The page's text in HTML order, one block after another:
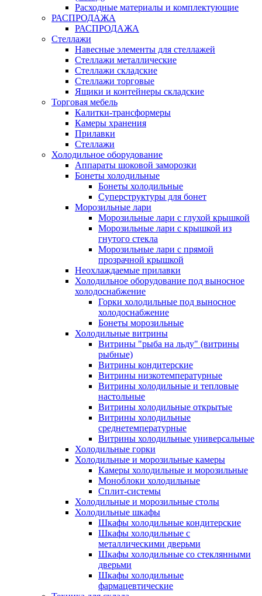
Расходные материалы и комплектующие
РАСПРОДАЖА
РАСПРОДАЖА
Стеллажи
Навесные элементы для стеллажей
Стеллажи металлические
Стеллажи складские
Стеллажи торговые
Ящики и контейнеры складские
Торговая мебель
Калитки-трансформеры
Камеры хранения
Прилавки
Стеллажи
Холодильное оборудование
Аппараты шоковой заморозки
Бонеты холодильные
Бонеты холодильные
Суперструктуры для бонет
Морозильные лари
Морозильные лари с глухой крышкой
Морозильные лари с крышкой из
гнутого стекла
Морозильные лари с прямой
прозрачной крышкой
Неохлаждаемые прилавки
Холодильное оборудование под выносное
холодоснабжение
Горки холодильные под выносное
холодоснабжение
Бонеты морозильные
Холодильные витрины
Витрины "рыба на льду" (витрины
рыбные)
Витрины кондитерские
Витрины низкотемпературные
Витрины холодильные и тепловые
настольные
Витрины холодильные открытые
Витрины холодильные
среднетемпературные
Витрины холодильные универсальные
Холодильные горки
Холодильные и морозильные камеры
Камеры холодильные и морозильные
Моноблоки холодильные
Сплит-системы
Холодильные и морозильные столы
Холодильные шкафы
Шкафы холодильные кондитерские
Шкафы холодильные с
металлическими дверьми
Шкафы холодильные со стеклянными
дверьми
Шкафы холодильные
фармацевтические